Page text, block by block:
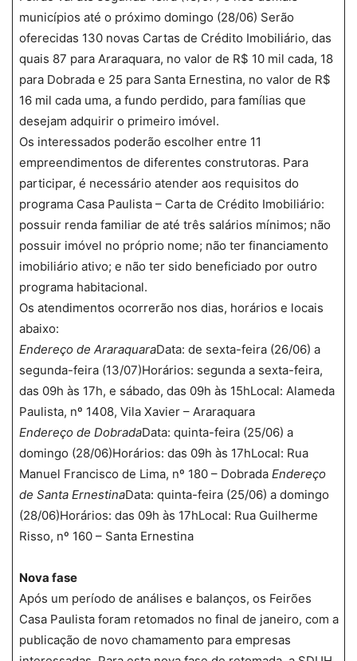
municípios até o próximo domingo (28/06) Serão
oferecidas 130 novas Cartas de Crédito Imobiliário, das
quais 87 para Araraquara, no valor de R$ 10 mil cada, 18
para Dobrada e 25 para Santa Ernestina, no valor de R$
16 mil cada uma, a fundo perdido, para famílias que
desejam adquirir o primeiro imóvel.
Os interessados poderão escolher entre 11
empreendimentos de diferentes construtoras. Para
participar, é necessário atender aos requisitos do
programa Casa Paulista – Carta de Crédito Imobiliário:
possuir renda familiar de até três salários mínimos; não
possuir imóvel no próprio nome; não ter financiamento
imobiliário ativo; e não ter sido beneficiado por outro
programa habitacional.
Os atendimentos ocorrerão nos dias, horários e locais
abaixo:
Endereço de AraraquaraData: de sexta-feira (26/06) a
segunda-feira (13/07)Horários: segunda a sexta-feira,
das 09h às 17h, e sábado, das 09h às 15hLocal: Alameda
Paulista, nº 1408, Vila Xavier – Araraquara
Endereço de DobradaData: quinta-feira (25/06) a
domingo (28/06)Horários: das 09h às 17hLocal: Rua
Manuel Francisco de Lima, nº 180 – Dobrada Endereço
de Santa ErnestinaData: quinta-feira (25/06) a domingo
(28/06)Horários: das 09h às 17hLocal: Rua Guilherme
Risso, nº 160 – Santa Ernestina
Nova fase
Após um período de análises e balanços, os Feirões
Casa Paulista foram retomados no final de janeiro, com a
publicação de novo chamamento para empresas